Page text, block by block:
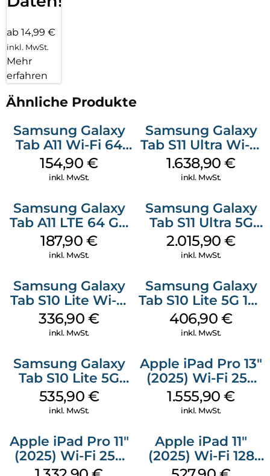
ab 14,99 €
inkl. MwSt.
Mehr
erfahren
Ähnliche Produkte
Samsung Galaxy
Tab A11 Wi-Fi 64
GB Gray
154,90€
inkl. MwSt.
Samsung Galaxy
Tab S11 Ultra Wi-Fi
512 GB Gray
1.638,90€
inkl. MwSt.
Samsung Galaxy
Tab A11 LTE 64 GB
Gray
187,90€
inkl. MwSt.
Samsung Galaxy
Tab S11 Ultra 5G
512 GB Gray
2.015,90€
inkl. MwSt.
Samsung Galaxy
Tab S10 Lite Wi-Fi
128 GB Silver
336,90€
inkl. MwSt.
Samsung Galaxy
Tab S10 Lite 5G 128
GB Silver
406,90€
inkl. MwSt.
Samsung Galaxy
Tab S10 Lite 5G
256 GB Gray
535,90 €
inkl. MwSt.
Apple iPad Pro 13″
(2025) Wi-Fi 256
GB Standardglas
Space Schwarz
1.555,90€
inkl. MwSt.
Apple iPad Pro 11″
(2025) Wi-Fi 256
GB Standardglas
Apple iPad 11″
(2025) Wi-Fi 128
GB Pink